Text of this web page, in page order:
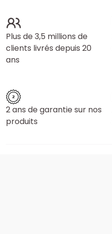
Plus de 3,5 millions de
clients livrés depuis 20
ans
2 ans de garantie sur nos
produits